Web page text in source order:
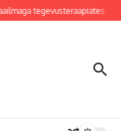
tegevusteraapiatesse